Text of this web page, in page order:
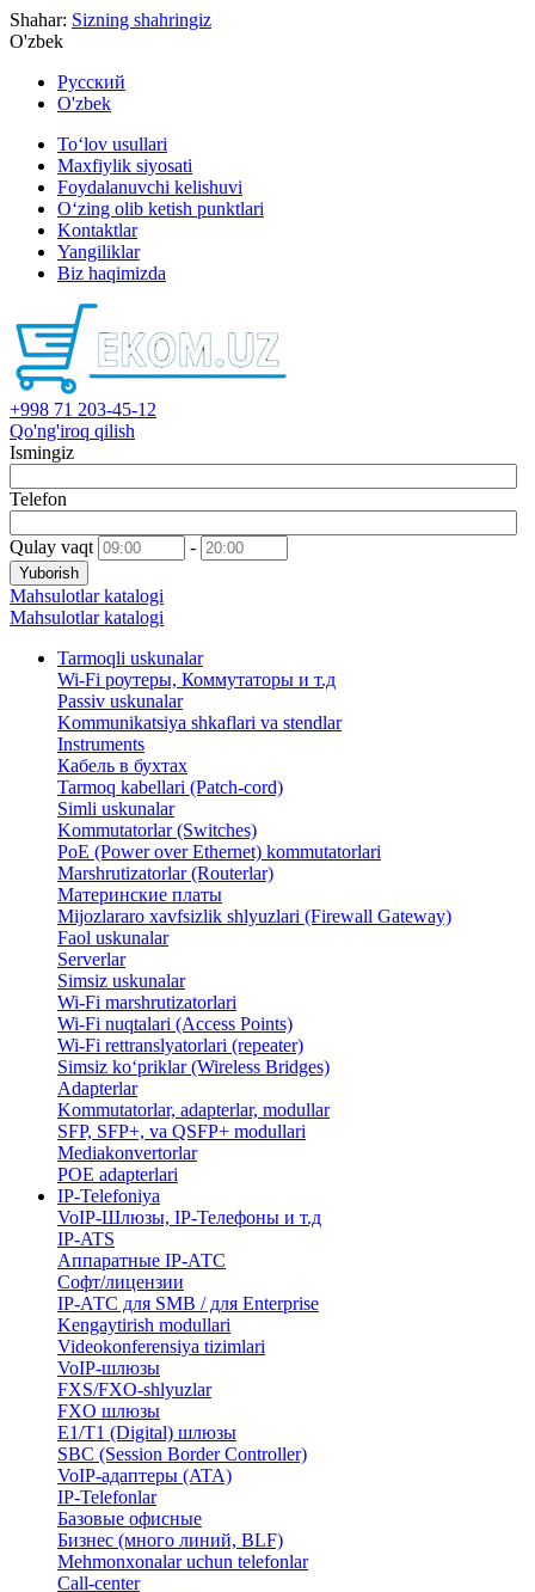
Shahar: Sizning shahringiz
O'zbek
Русский
O'zbek
To‘lov usullari
Maxfiylik siyosati
Foydalanuvchi kelishuvi
O‘zing olib ketish punktlari
Kontaktlar
Yangiliklar
Biz haqimizda
+998 71 203-45-12
Qo'ng'iroq qilish
Ismingiz
Telefon
Qulay vaqt -
Yuborish
Mahsulotlar katalogi
Mahsulotlar katalogi
Tarmoqli uskunalar
Wi-Fi роутеры, Коммутаторы и т.д
Passiv uskunalar
Kommunikatsiya shkaflari va stendlar
Instruments
Кабель в бухтах
Tarmoq kabellari (Patch-cord)
Simli uskunalar
Kommutatorlar (Switches)
PoE (Power over Ethernet) kommutatorlari
Marshrutizatorlar (Routerlar)
Материнские платы
Mijozlararo xavfsizlik shlyuzlari (Firewall Gateway)
Faol uskunalar
Serverlar
Simsiz uskunalar
Wi-Fi marshrutizatorlari
Wi-Fi nuqtalari (Access Points)
Wi-Fi rettranslyatorlari (repeater)
Simsiz ko‘priklar (Wireless Bridges)
Adapterlar
Kommutatorlar, adapterlar, modullar
SFP, SFP+, va QSFP+ modullari
Mediakonvertorlar
POE adapterlari
IP-Telefoniya
VoIP-Шлюзы, IP-Телефоны и т.д
IP-ATS
Аппаратные IP-АТС
Софт/лицензии
IP-АТС для SMB / для Enterprise
Kengaytirish modullari
Videokonferensiya tizimlari
VoIP-шлюзы
FXS/FXO-shlyuzlar
FXO шлюзы
E1/T1 (Digital) шлюзы
SBC (Session Border Controller)
VoIP-адаптеры (ATA)
IP-Telefonlar
Базовые офисные
Бизнес (много линий, BLF)
​Mehmonxonalar uchun telefonlar
Call-center